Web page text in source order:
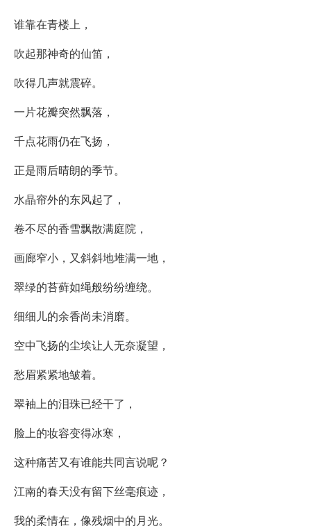
谁靠在青楼上，
吹起那神奇的仙笛，
吹得几声就震碎。
一片花瓣突然飘落，
千点花雨仍在飞扬，
正是雨后晴朗的季节。
水晶帘外的东风起了，
卷不尽的香雪飘散满庭院，
画廊窄小，又斜斜地堆满一地，
翠绿的苔藓如绳般纷纷缠绕。
细细儿的余香尚未消磨。
空中飞扬的尘埃让人无奈凝望，
愁眉紧紧地皱着。
翠袖上的泪珠已经干了，
脸上的妆容变得冰寒，
这种痛苦又有谁能共同言说呢？
江南的春天没有留下丝毫痕迹，
我的柔情在，像残烟中的月光。